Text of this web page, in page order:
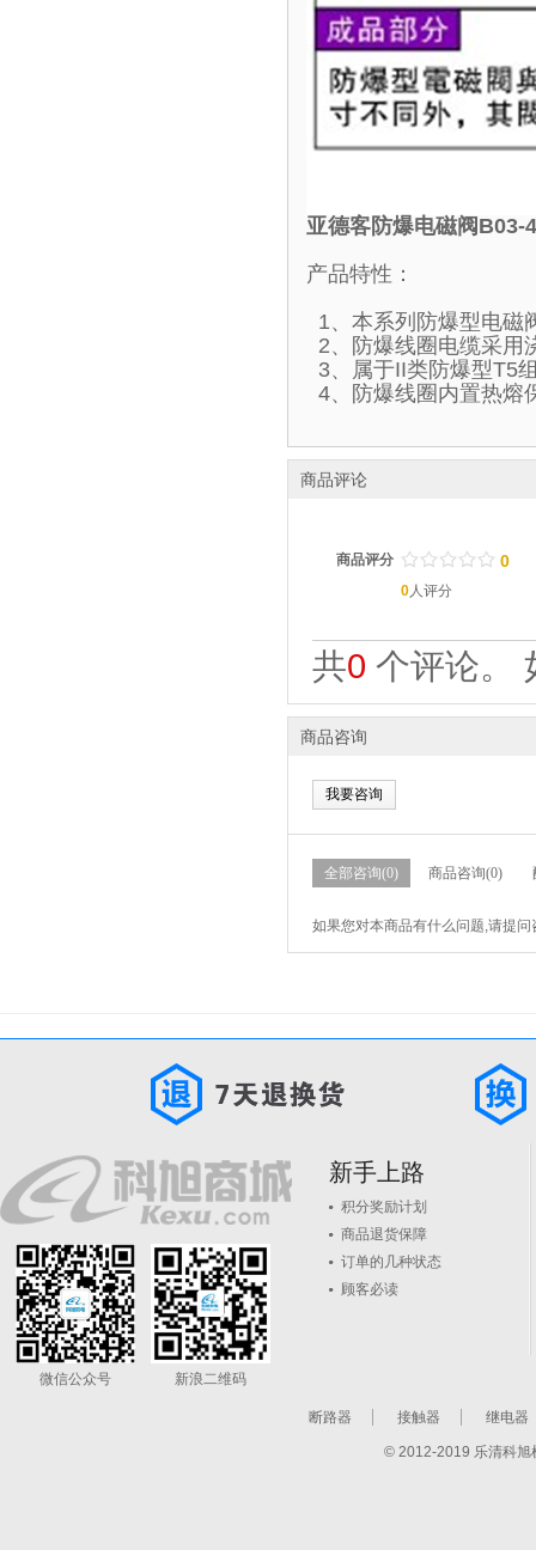
亚德客防爆电磁阀B03-
产品特性：
1、本系列防爆型电磁
2、防爆线圈电缆采用
3、属于II类防爆型T5
4、防爆线圈内置热熔
商品评论
商品评分 / / / / /
. . . . . 0
0人评分
共0 个评论。
商品咨询
我要咨询
全部咨询(0) 商品咨询(0)
如果您对本商品有什么问题,请提问
微信公众号 新浪二维码
新手上路
积分奖励计划
商品退货保障
订单的几种状态
顾客必读
断路器 接触器 继电器
© 2012-2019 乐清科旭